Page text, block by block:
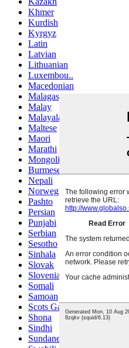
Khmer
Kurdish
Kyrgyz
Latin
Latvian
Lithuanian
Luxembou..
Macedonian
Malagasy
Malay
Malayalam
Maltese
Maori
Marathi
Mongolian
Burmese
Nepali
Norwegian
Pashto
Persian
Punjabi
Serbian
Sesotho
Sinhala
Slovak
Slovenian
Somali
Samoan
Scots Gaelic
Shona
Sindhi
Sundanese